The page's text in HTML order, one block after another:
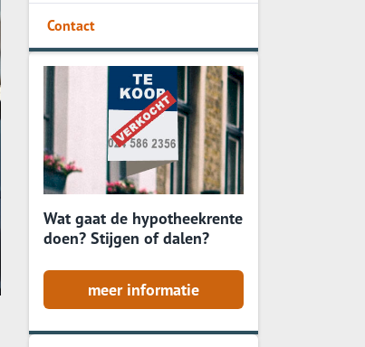
Contact
Wat gaat de hypotheekrente
doen? Stijgen of dalen?
meer informatie